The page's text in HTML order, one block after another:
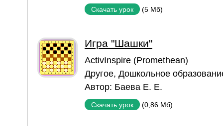
Скачать урок (5 Мб)
Игра "Шашки"
ActivInspire (Promethean)
Другое, Дошкольное
Автор: Баева Е. Е.
Скачать урок (0,86 Мб)